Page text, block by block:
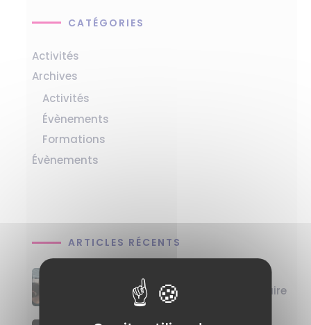
CATÉGORIES
Activités
Archives
Activités
Évènements
Formations
Évènements
ARTICLES RÉCENTS
Retour sur la saison 2025-2026 de
l’Atelier Développement Embryonnaire
et Recherche de Genopolys